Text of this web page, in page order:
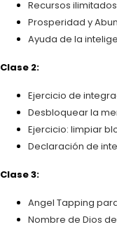
Recursos
Prosperidad y
Ayuda de la
Clase 2:
Ejercicio de
Desbloquear la
Ejercicio: limpiar
Declaración de
Clase 3:
Angel Tapping
Nombre de Dios